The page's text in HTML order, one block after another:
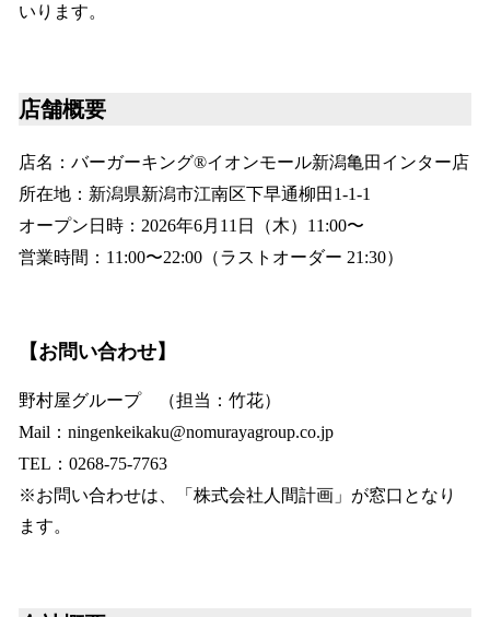
いります。
店舗概要
店名：バーガーキング®イオンモール新潟亀田インター店
所在地：新潟県新潟市江南区下早通柳田1-1-1
オープン日時：2026年6月11日（木）11:00〜
営業時間：11:00〜22:00（ラストオーダー 21:30）
【お問い合わせ】
野村屋グループ （担当：竹花）
Mail：ningenkeikaku@nomurayagroup.co.jp
TEL：0268-75-7763
※お問い合わせは、「株式会社人間計画」が窓口となり
ます。